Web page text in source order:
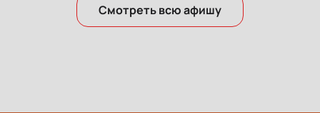
Смотреть всю афишу